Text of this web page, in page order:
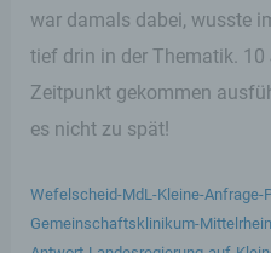
war damals dabei, wusste
tief drin in der Thematik. 10
Zeitpunkt gekommen
es nicht zu spät!
Wefelscheid-MdL-Kleine-Anfrage-
Gemeinschaftsklinikum-
unsere
dienen.
Bei der Nutzung dieser
Informationen ziehen
Internetseite korrekt
unserer Internetseite
zu optimieren, (3) die